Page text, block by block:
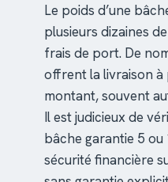
Le poids d’une
plusieurs dizaines
frais de port. De
offrent la livraison à
montant, souvent
Il est judicieux de
bâche garantie 5
sécurité financière